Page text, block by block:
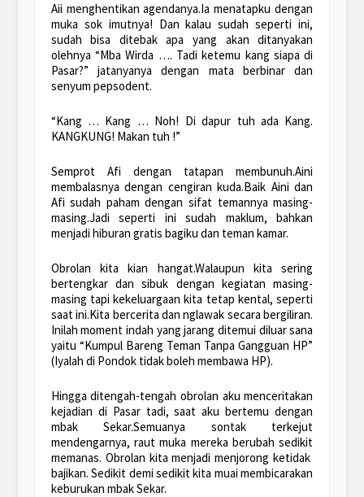
Aii menghentikan agendanya.Ia menatapku dengan
muka sok imutnya! Dan kalau sudah seperti ini,
sudah bisa ditebak apa yang akan ditanyakan
olehnya “Mba Wirda …. Tadi ketemu kang siapa di
Pasar?” jatanyanya dengan mata berbinar dan
senyum pepsodent.
“Kang … Kang … Noh! Di dapur tuh ada Kang.
KANGKUNG! Makan tuh !”
Semprot Afi dengan tatapan membunuh.Aini
membalasnya dengan cengiran kuda.Baik Aini dan
Afi sudah paham dengan sifat temannya masing-
masing.Jadi seperti ini sudah maklum, bahkan
menjadi hiburan gratis bagiku dan teman kamar.
Obrolan kita kian hangat.Walaupun kita sering
bertengkar dan sibuk dengan kegiatan masing-
masing tapi kekeluargaan kita tetap kental, seperti
saat ini.Kita bercerita dan nglawak secara bergiliran.
Inilah moment indah yang jarang ditemui diluar sana
yaitu “Kumpul Bareng Teman Tanpa Gangguan HP”
(Iyalah di Pondok tidak boleh membawa HP).
Hingga ditengah-tengah obrolan aku menceritakan
kejadian di Pasar tadi, saat aku bertemu dengan
mbak Sekar.Semuanya sontak terkejut
mendengarnya, raut muka mereka berubah sedikit
memanas. Obrolan kita menjadi menjorong ketidak
bajikan. Sedikit demi sedikit kita muai membicarakan
keburukan mbak Sekar.